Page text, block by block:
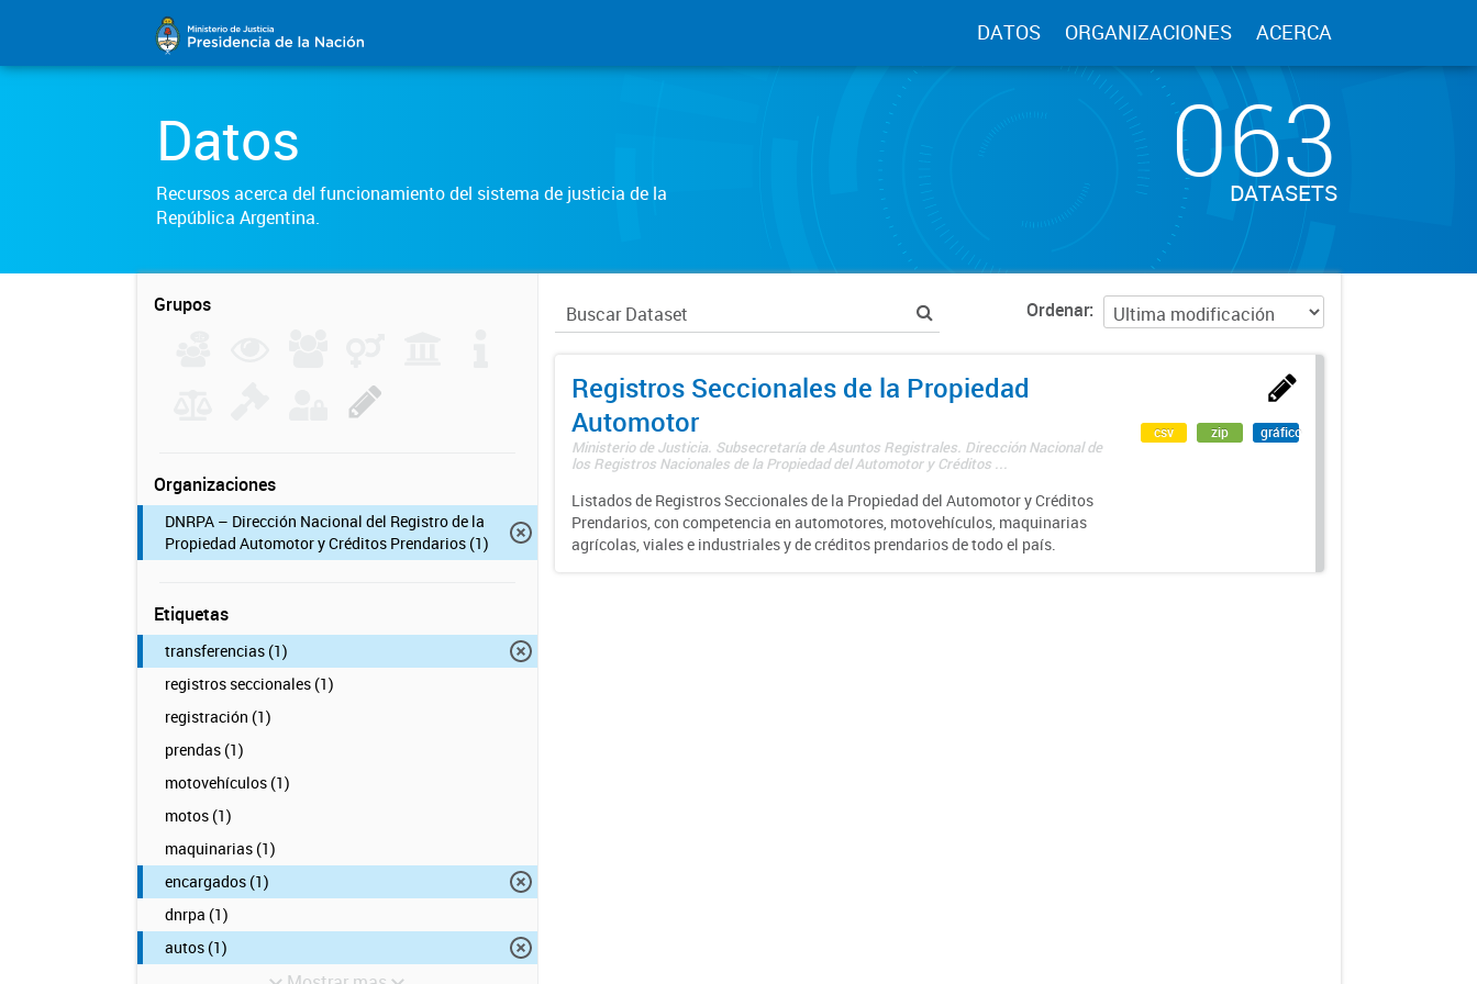
DATOS ORGANIZACIONES ACERCA
Datos
Recursos acerca del funcionamiento del sistema de justicia de la
República Argentina.
063
DATASETS
Grupos
Organizaciones
DNRPA – Dirección Nacional del Registro de la
Propiedad Automotor y Créditos Prendarios (1)
Etiquetas
transferencias (1)
registros seccionales (1)
registración (1)
prendas (1)
motovehículos (1)
motos (1)
maquinarias (1)
encargados (1)
dnrpa (1)
autos (1)
Ordenar
Registros Seccionales de la Propiedad
Automotor
Ministerio de Justicia. Subsecretaría de Asuntos Registrales. Dirección Nacional de
los Registros Nacionales de la Propiedad del Automotor y Créditos ...
Listados de Registros Seccionales de la Propiedad del Automotor y Créditos
Prendarios, con competencia en automotores, motovehículos, maquinarias
agrícolas, viales e industriales y de créditos prendarios de todo el país.
csv zip gráfico